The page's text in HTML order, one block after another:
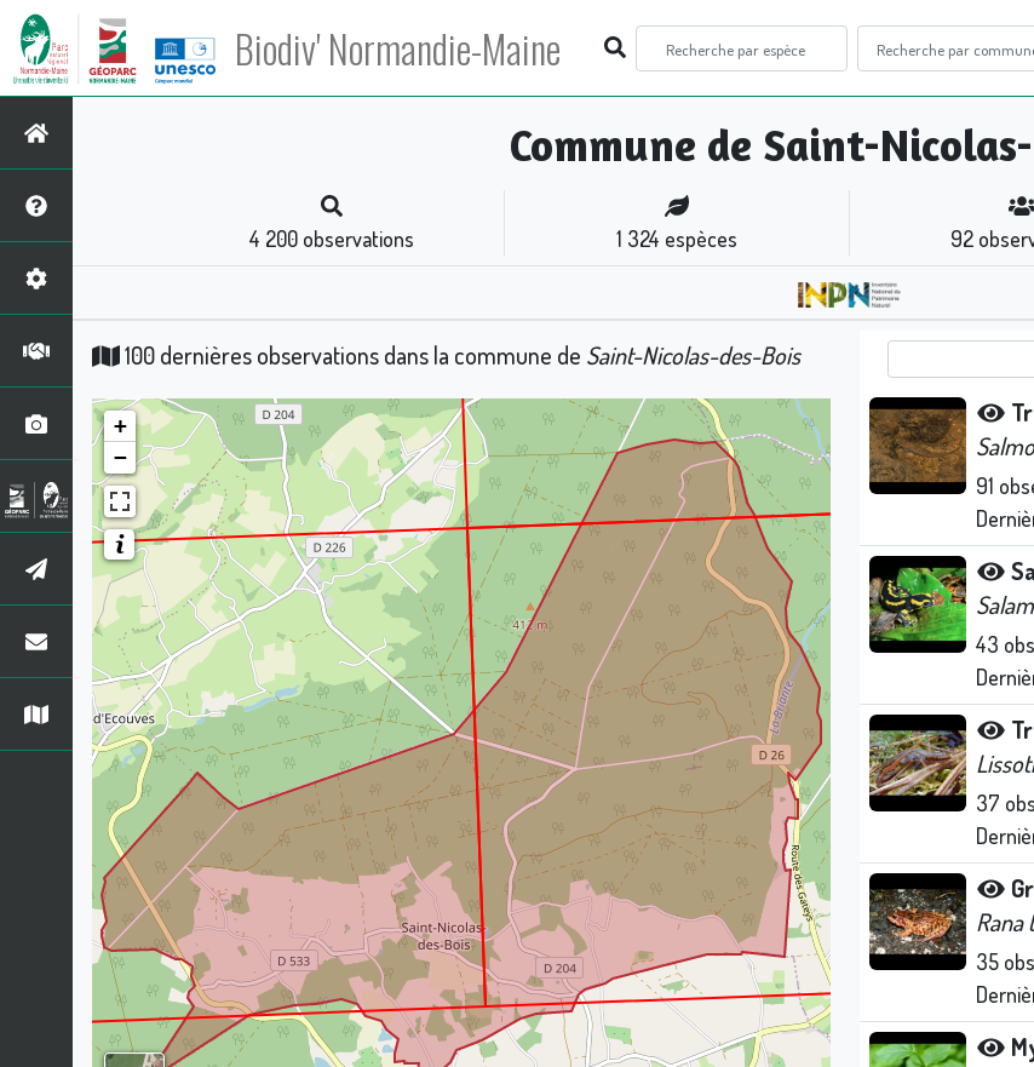
Biodiv' Normandie-Maine
Commune de Saint-
4 200observations 1 324 espèces 92
100 dernières observations dans la commune de Saint-Nicolas-des-Bois
+
−
91
43
37
Rana
35